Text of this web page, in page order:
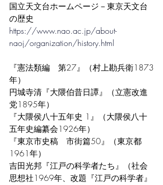
国立天文台ホームページ－東京天文台
の歴史
https://www.nao.ac.jp/about-
naoj/organization/history.html
『憲法類編　第27』（村上勘兵衛1873
年）
円城寺清『大隈伯昔日譚』（立憲改進
党1895年）
『大隈侯八十五年史 1』（大隈侯八十
五年史編纂会1926年）
『東京市史稿　市街篇50』（東京都
1961年）
吉田光邦『江戸の科学者たち』（社会
思想社1969年、改題『江戸の科学者』